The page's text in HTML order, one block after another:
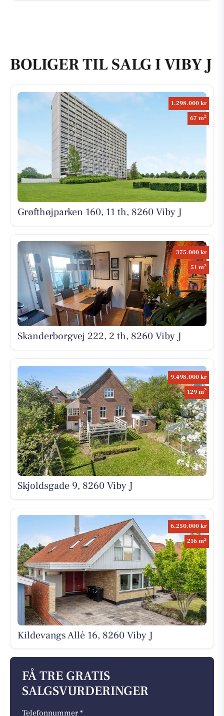
BOLIGER TIL SALG I VIBY J
1.298.000 kr
67 m2
Grøfthøjparken 160, 11 th, 8260 Viby J
375.000 kr
51 m2
Skanderborgvej 222, 2 th, 8260 Viby J
9.498.000 kr
129 m2
Skjoldsgade 9, 8260 Viby J
6.250.000 kr
216 m2
Kildevangs Allé 16, 8260 Viby J
FÅ TRE GRATIS
SALGSVURDERINGER
Telefonnummer *